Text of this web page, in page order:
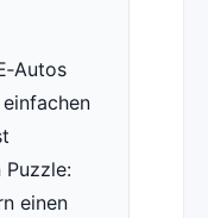
Puzzle:
einen